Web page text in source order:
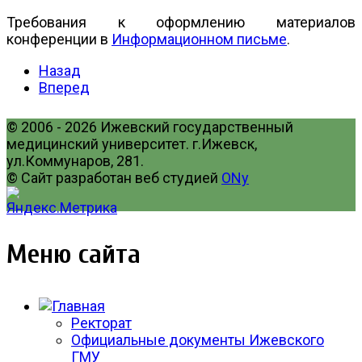
Требования к оформлению материалов
конференции в Информационном письме.
Назад
Вперед
© 2006 - 2026 Ижевский государственный
медицинский университет. г.Ижевск,
ул.Коммунаров, 281.
© Сайт разработан веб студией ONy
Меню сайта
Ректорат
Официальные документы Ижевского
ГМУ